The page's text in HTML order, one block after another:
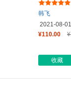
韩飞
2021-08-01
¥110.00
收藏